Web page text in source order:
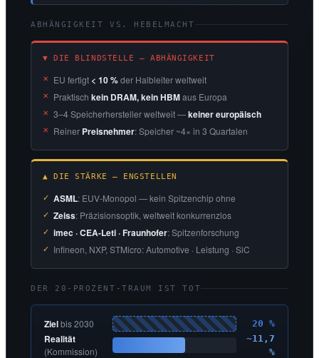
ABHÄNGIGKEIT VS. HEBELMACHT
▼ DIE BLINDSTELLE — ABHÄNGIGKEIT
EU fertigt < 10 %der Halbleiter weltweit
Praktisch kein DRAM, kein HBMaus Europa
3–4 Speicherhersteller weltweit —keiner europäisch
Reiner Preisnehmer: Speicher ~4× in 3 Quartalen
▲ DIE STÄRKE — ENGSTELLEN
ASML: EUV-Monopol — kein Spitzenchip ohne
Zeiss: Präzisionsoptik, weltweit konkurrenzlos
imec · CEA-Leti · Fraunhofer: Spitzenforschung
Infineon, NXP, STMicro: Automotive · Leistung · SiC
DER 20-PROZENT-TRAUM IST TOT
Zielbis 2030 20 %
Realität
(Kommission)
~11,7
%